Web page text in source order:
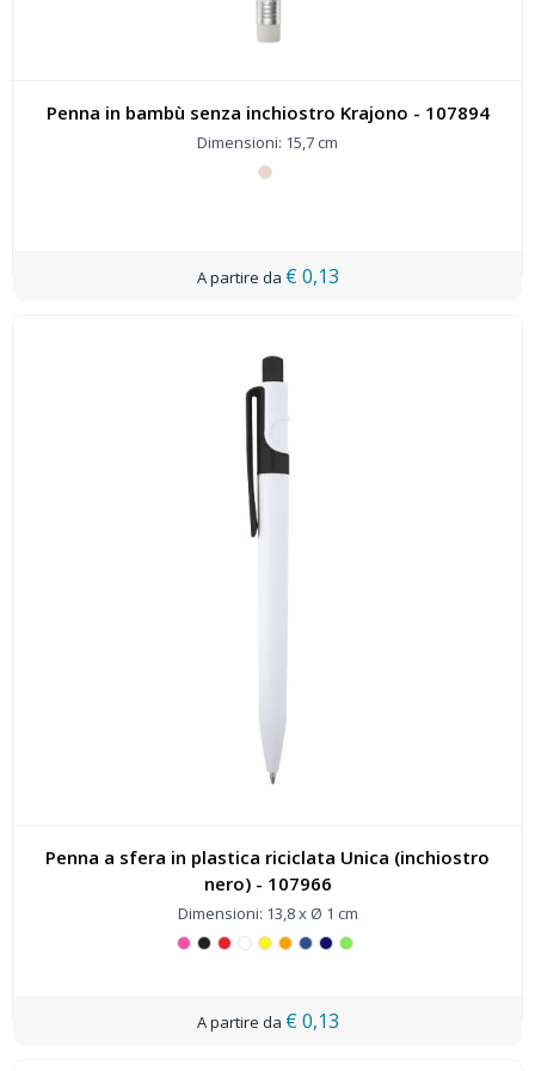
Penna in bambù senza inchiostro Krajono - 107894
Dimensioni: 15,7 cm
€ 0,13
Penna a sfera in plastica riciclata Unica (inchiostro
nero) - 107966
Dimensioni: 13,8 x Ø 1 cm
€ 0,13